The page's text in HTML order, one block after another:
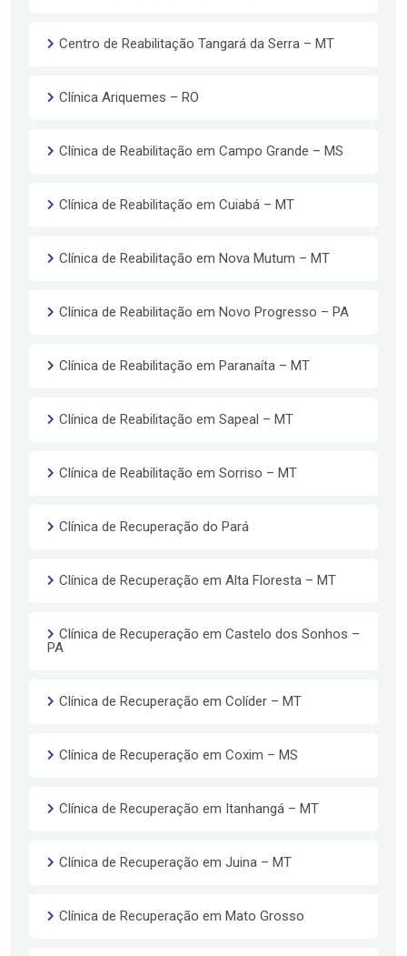
Centro de Reabilitação Tangará da Serra – MT
Clínica Ariquemes – RO
Clínica de Reabilitação em Campo Grande – MS
Clínica de Reabilitação em Cuiabá – MT
Clínica de Reabilitação em Nova Mutum – MT
Clínica de Reabilitação em Novo Progresso – PA
Clínica de Reabilitação em Paranaíta – MT
Clínica de Reabilitação em Sapeal – MT
Clínica de Reabilitação em Sorriso – MT
Clínica de Recuperação do Pará
Clínica de Recuperação em Alta Floresta – MT
Clínica de Recuperação em Castelo dos Sonhos –
PA
Clínica de Recuperação em Colíder – MT
Clínica de Recuperação em Coxim – MS
Clínica de Recuperação em Itanhangá – MT
Clínica de Recuperação em Juina – MT
Clínica de Recuperação em Mato Grosso